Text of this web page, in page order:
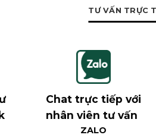
TƯ VẤN TRỰC
Chat trực tiếp với
nhân viên tư vấn
ZALO